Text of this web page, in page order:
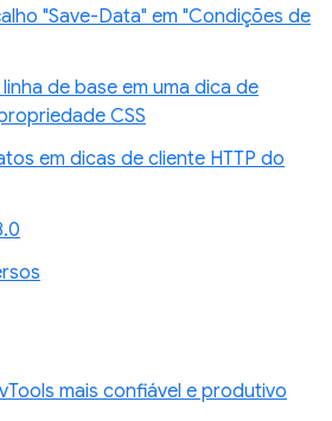
"Save-Data" em "Condições de
de base em uma dica de
CSS
em dicas de cliente HTTP do
mais confiável e produtivo